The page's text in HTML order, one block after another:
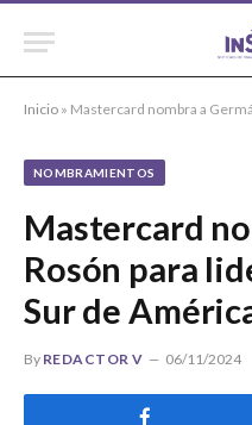
Inicio » Mastercard nombra a Germán
NOMBRAMIENTOS
Mastercard
Rosón para
Sur de
By REDACTOR V 06/11/2024